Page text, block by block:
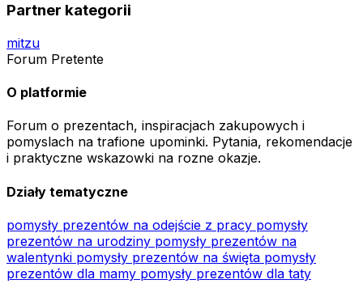
Partner kategorii
mitzu
Forum Pretente
O platformie
Forum o prezentach, inspiracjach zakupowych i
pomyslach na trafione upominki. Pytania, rekomendacje
i praktyczne wskazowki na rozne okazje.
Działy tematyczne
pomysły prezentów na odejście z pracy pomysły
prezentów na urodziny pomysły prezentów na
walentynki pomysły prezentów na święta pomysły
prezentów dla mamy pomysły prezentów dla taty